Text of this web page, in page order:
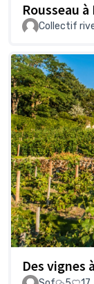
Rousseau
Collectif
Des vignes